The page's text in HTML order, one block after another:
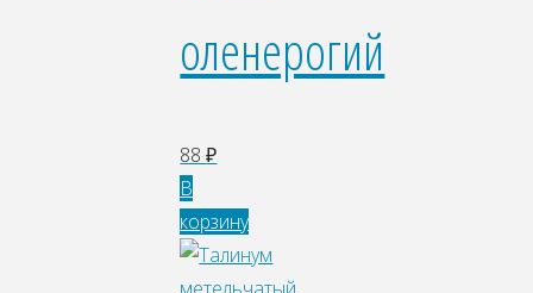
оленерогий
88₽
В
корзину